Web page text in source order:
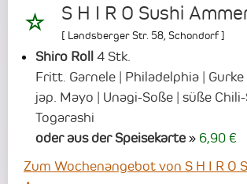
S H I R O Sushi
[ Landsberger Str. 58 Schondorf]
Shiro Roll 4 Stk.
Fritt. Garnele | Philadelphia | Gurke
jap. Mayo | Unagi-Soße | süße
Togarashi
oder aus der Speisekarte
6,90 €
Zum Wochenangebot von S H I R O